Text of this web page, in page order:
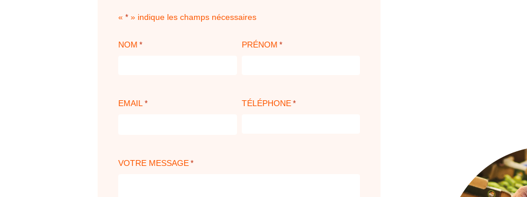
«* » indique les champs nécessaires
NOM * PRÉNOM *
EMAIL * TÉLÉPHONE *
VOTRE MESSAGE *